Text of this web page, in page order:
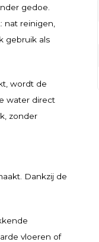
gedoe.
nat reinigen,
gebruik als
wordt de
water direct
zonder
Dankzij de
vloeren of